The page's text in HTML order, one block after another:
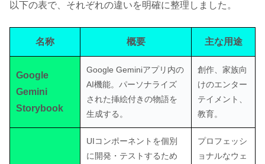
以下の表で、それぞれの違いを明確に整理しました。
名称 概要 主な用途
Google
Gemini
Storybook
Google Geminiアプリ内の
AI機能。パーソナライズ
された挿絵付きの物語を
生成する。
創作、家族向
けのエンター
テイメント、
教育。
UIコンポーネントを個別
に開発・テストするため
プロフェッシ
ョナルなウェ